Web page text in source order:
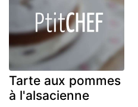
Tarte aux pommes
à l'alsacienne